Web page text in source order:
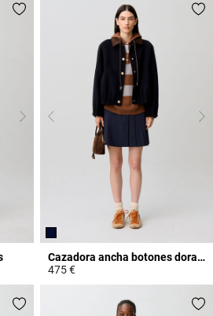
Cazadora ancha botones dorados
475 €